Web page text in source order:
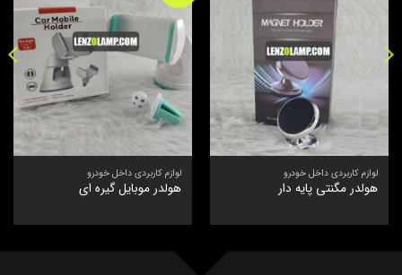
لوازم کاربردی داخل خودرو
هولدر مگنتی پایه دار
لوازم کاربردی داخل خودرو
هولدر موبایل گیره ای